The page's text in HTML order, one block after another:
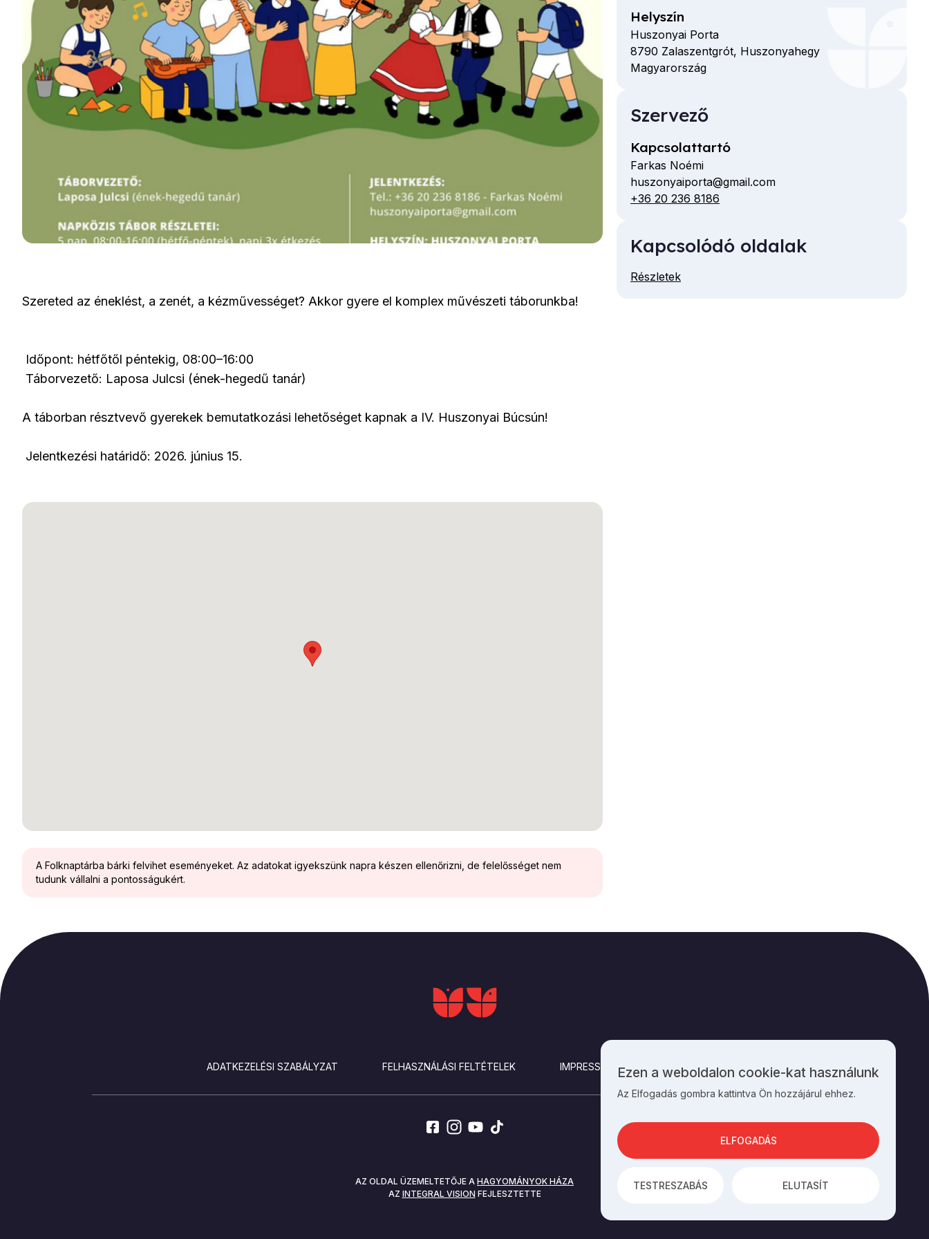
Szereted az éneklést, a zenét, a kézművességet? Akkor gyere el komplex művészeti táborunkba!
Időpont: hétfőtől péntekig, 08:00–16:00
Táborvezető: Laposa Julcsi (ének-hegedű tanár)
A táborban résztvevő gyerekek bemutatkozási lehetőséget kapnak a IV. Huszonyai Búcsún!
Jelentkezési határidő: 2026. június 15.
A Folknaptárba bárki felvihet eseményeket. Az adatokat igyekszünk napra készen ellenőrizni, de felelősséget nem
tudunk vállalni a pontosságukért.
Helyszín
Huszonyai Porta
8790 Zalaszentgrót, Huszonyahegy
Magyarország
Szervező
Kapcsolattartó
Farkas Noémi
E-
mail
huszonyaiporta@gmail.com
Telefon
+36 20 236 8186
Kapcsolódó oldalak
Részletek
ADATKEZELÉSI SZABÁLYZAT FELHASZNÁLÁSI FELTÉTELEK IMPRESSZUM KAPCSOLAT
AZ OLDAL ÜZEMELTETŐJE A HAGYOMÁNYOK HÁZA
AZ INTEGRAL VISION FEJLESZTETTE
Személyes
adatok
cookie-
k
használata
Ezen a weboldalon cookie-kat használunk
Az Elfogadás gombra kattintva Ön hozzájárul ehhez.
TESTRESZABÁS ELUTASÍT
ELFOGADÁS